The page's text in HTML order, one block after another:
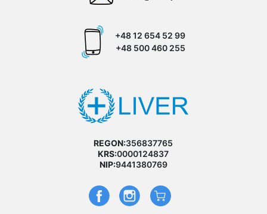
+48 12 654 52 99
+48 500 460 255
REGON:356837765
KRS:0000124837
NIP:9441380769